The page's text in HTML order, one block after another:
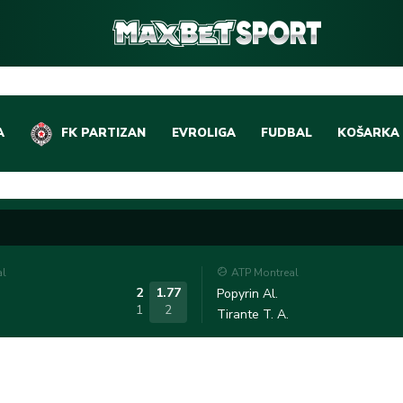
FK PARTIZAN EVROLIGA FUDBAL
DOMAĆI FUDBAL
LIGE PETICE
OSTALE LIGE
KOŠARKA
EVROLIGA
ABA LIGA
2
1
1.77
2
ATP Montreal
Popyrin Al.
Tirante T. A.